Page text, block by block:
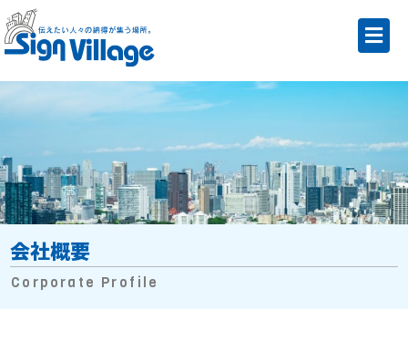
会社概要
Corporate Profile